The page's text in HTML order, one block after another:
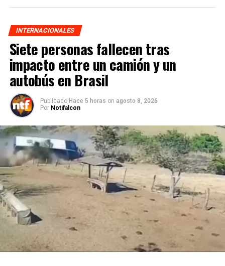
INTERNACIONALES
Siete personas fallecen tras
impacto entre un camión y un
autobús en Brasil
Publicado Hace 5 horas on agosto 8, 2026
Por Notifalcon